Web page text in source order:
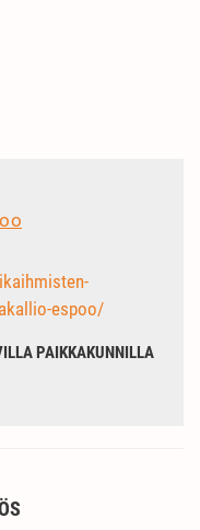
espoo/
PAIKKAKUNNILLA